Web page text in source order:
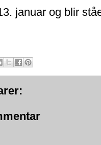
januar og blir